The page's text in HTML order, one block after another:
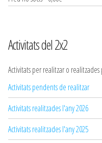
Activitats del 2x2
Activitats per realitzar o
Activitats pendents de realitzar
Activitats realitzades l'any 2026
Activitats realitzades l'any 2025